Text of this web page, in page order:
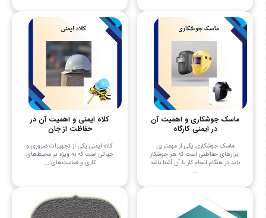
ماسک جوشکاری و اهمیت آن
در ایمنی کارگاه
ماسک جوشکاری یکی از مهمترین
ابزارهای حفاظتی است که هر جوشکار
باید در هنگام انجام کار با آن آشنا باشد
...
کلاه ایمنی و اهمیت آن در
حفاظت از جان
کلاه ایمنی یکی از تجهیزات ضروری و
حیاتی است که به ویژه در محیط‌های
کاری و فعالیت‌های ...